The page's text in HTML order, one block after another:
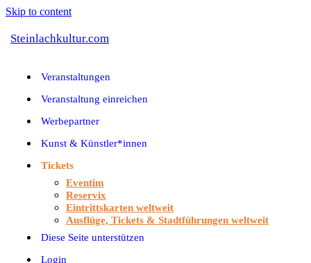
Skip to content
Steinlachkultur.com
Veranstaltungen
Veranstaltung einreichen
Werbepartner
Kunst & Künstler*innen
Tickets
Eventim
Reservix
Eintrittskarten weltweit
Ausflüge, Tickets & Stadtführungen weltweit
Diese Seite unterstützen
Login